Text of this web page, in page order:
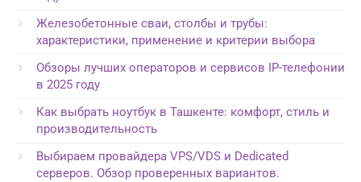
Железобетонные сваи, столбы и трубы:
характеристики, применение и критерии выбора
Обзоры лучших операторов и сервисов IP-телефонии
в 2025 году
Как выбрать ноутбук в Ташкенте: комфорт, стиль и
производительность
Выбираем провайдера VPS/VDS и Dedicated
серверов. Обзор проверенных вариантов.